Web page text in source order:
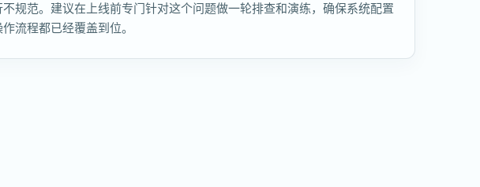
不规范。建议在上线前专门针对这个问题做一轮排查和演练，确保系统配置
流程都已经覆盖到位。